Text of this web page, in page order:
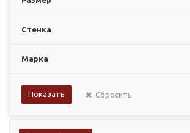
Стенка
Марка
Сбросить